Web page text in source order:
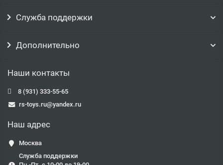
Служба поддержки
Дополнительно
Наши контакты
8 (931) 333-55-65
rs-toys.ru@yandex.ru
Наш адрес
Москва
Служба поддержки